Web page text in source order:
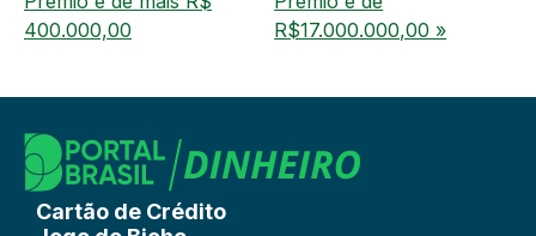
400.000,00
R$17.000.000,00 »
Cartão de Crédito